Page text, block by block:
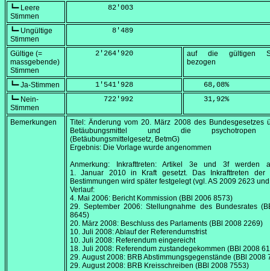
┗━ Leere
Stimmen
         82'003
┗━ Ungültige
Stimmen
          8'489
Gültige (=
massgebende)
Stimmen
      2'264'920
auf die gültigen
bezogen
┗━ Ja-Stimmen
      1'541'928
    68,08
%
┗━ Nein-
Stimmen
        722'992
    31,92
%
Bemerkungen Titel: Änderung vom20. März 2008des Bundesgesetzes
Betäubungsmittel und die psychotropen
(Betäubungsmittelgesetz, BetmG)
Ergebnis: Die Vorlage wurde angenommen
Anmerkung: Inkrafttreten: Artikel 3e und 3f werden
1. Januar 2010in Kraft gesetzt. Das Inkrafttreten der
Bestimmungen wird später festgelegt (vgl. AS 2009 2623
Verlauf:
4. Mai 2006: Bericht Kommission (BBl 2006 8573)
29. September 2006: Stellungnahme des Bundesrates
8645)
20. März 2008: Beschluss des Parlaments (BBl 2008 2269)
10. Juli 2008: Ablauf der Referendumsfrist
10. Juli 2008: Referendum eingereicht
18. Juli 2008: Referendum zustandegekommen (BBl 2008
29. August 2008: BRB Abstimmungsgegenstände (BBl 2008
29. August 2008: BRB Kreisschreiben (BBl 2008 7553)